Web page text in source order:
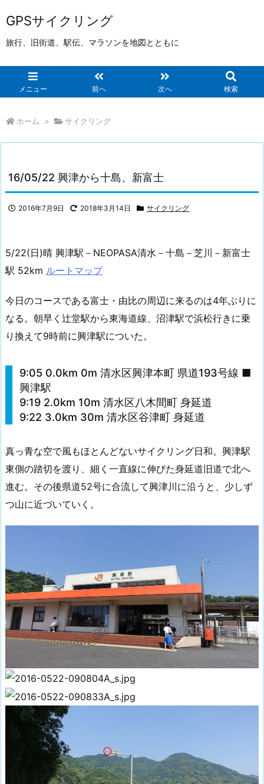
GPSサイクリング
旅行、旧街道、駅伝、マラソンを地図とともに
メニュー 前へ 次へ 検索
ホーム > サイクリング
16/05/22 興津から十島、新富士
2016年7月9日 2018年3月14日 サイクリング
5/22(日)晴 興津駅－NEOPASA清水－十島－芝川－新富士
駅 52km ルートマップ
今日のコースである富士・由比の周辺に来るのは4年ぶりに
なる。朝早く辻堂駅から東海道線、沼津駅で浜松行きに乗
り換えて9時前に興津駅についた。
9:05 0.0km 0m 清水区興津本町 県道193号線 ■
興津駅
9:19 2.0km 10m 清水区八木間町 身延道
9:22 3.0km 30m 清水区谷津町 身延道
真っ青な空で風もほとんどないサイクリング日和。興津駅
東側の踏切を渡り、細く一直線に伸びた身延道旧道で北へ
進む。その後県道52号に合流して興津川に沿うと、少しず
つ山に近づいていく。